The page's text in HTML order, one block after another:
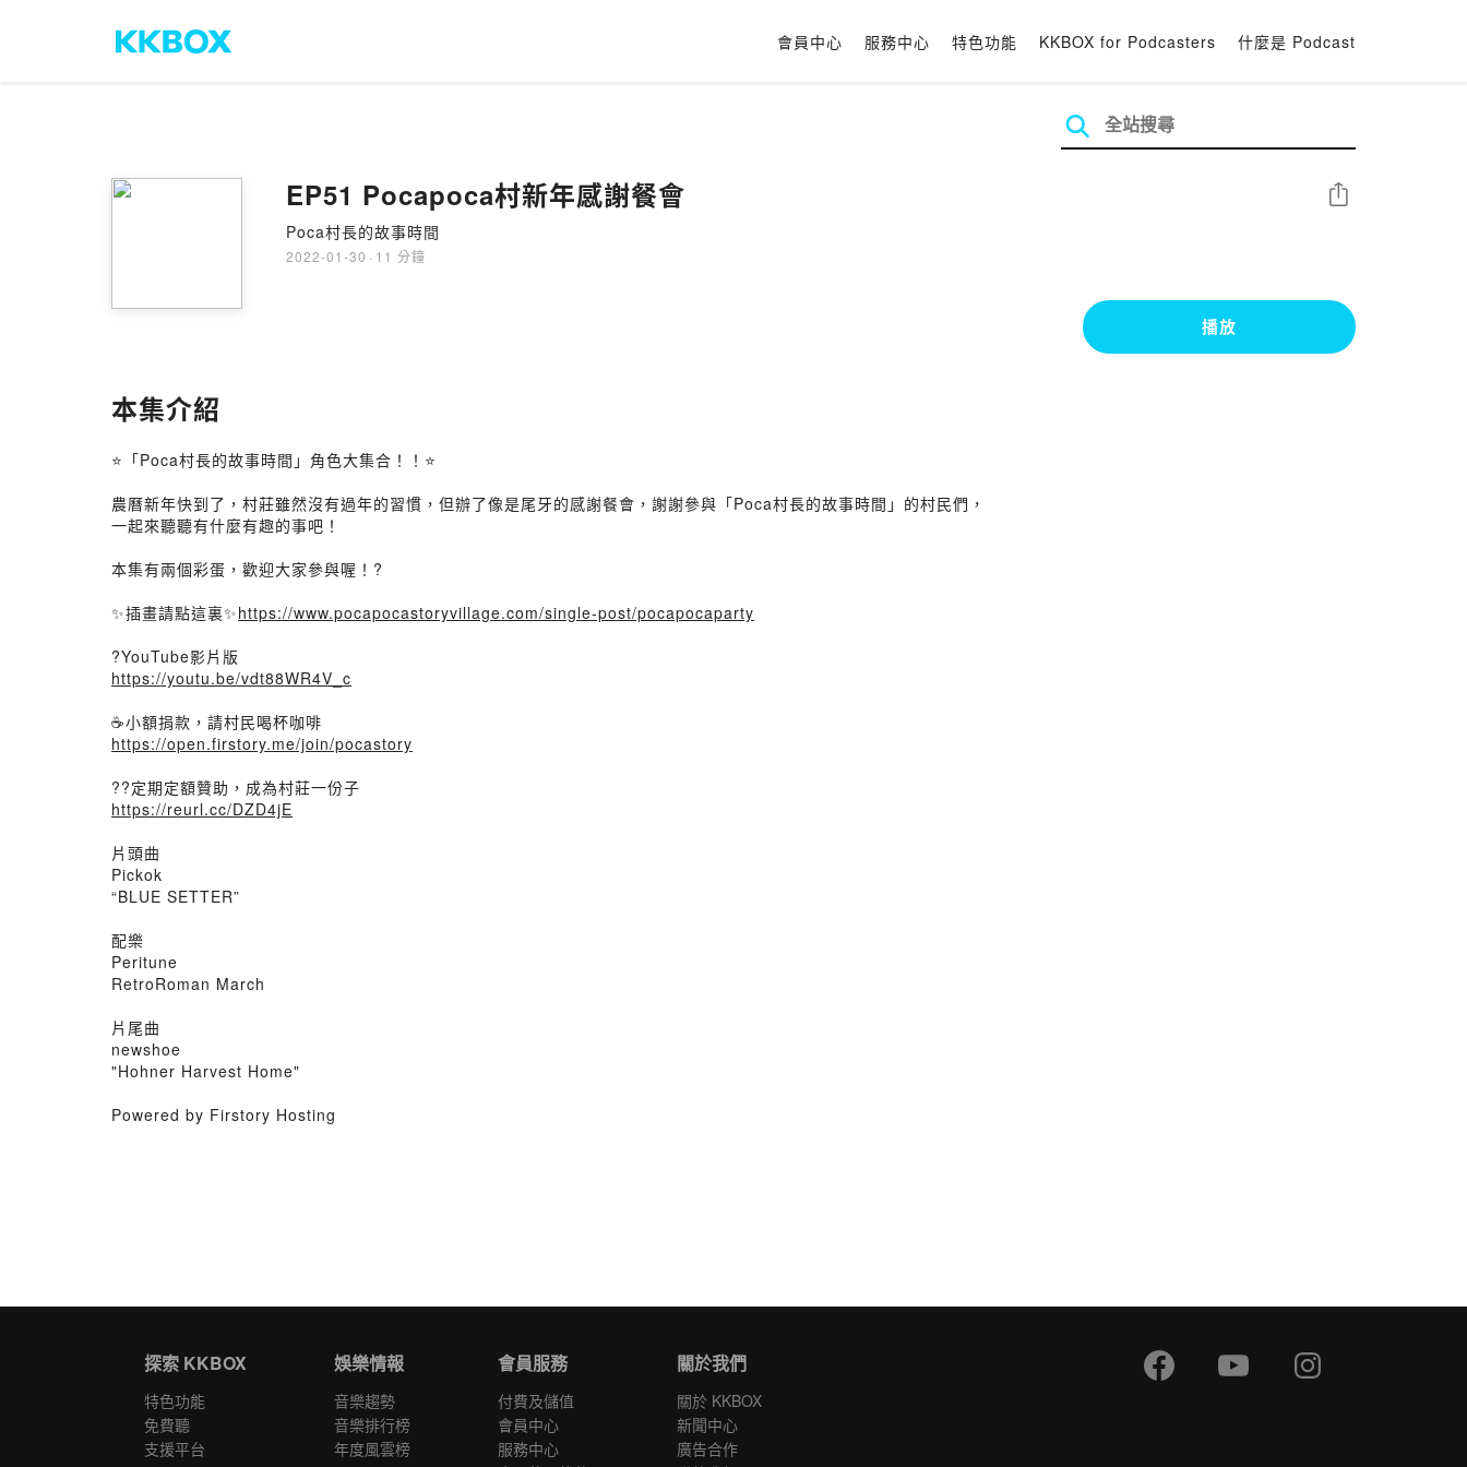
會員中心 服務中心 特色功能 KKBOX for Podcasters 什麼是 Podcast
EP51 Pocapoca村新年感謝餐會
Poca村長的故事時間
2022-01-30 · 11 分鐘
分享
播放
本集介紹
⭐️「Poca村長的故事時間」角色大集合！！⭐️
農曆新年快到了，村莊雖然沒有過年的習慣，但辦了像是尾牙的感謝餐會，謝謝參與「Poca村長的故事時間」的村民們，
一起來聽聽有什麼有趣的事吧！
本集有兩個彩蛋，歡迎大家參與喔！?
✨插畫請點這裏✨https://www.pocapocastoryvillage.com/single-post/pocapocaparty
?YouTube影片版
https://youtu.be/vdt88WR4V_c
☕️小額捐款，請村民喝杯咖啡
https://open.firstory.me/join/pocastory
?‍?定期定額贊助，成為村莊一份子
https://reurl.cc/DZD4jE
片頭曲
Pickok
“BLUE SETTER”
配樂
Peritune
RetroRoman March
片尾曲
newshoe
"Hohner Harvest Home"
Powered by Firstory Hosting
探索 KKBOX
特色功能
免費聽
支援平台
娛樂情報
音樂趨勢
音樂排行榜
年度風雲榜
會員服務
付費及儲值
會員中心
服務中心
關於我們
關於 KKBOX
新聞中心
廣告合作